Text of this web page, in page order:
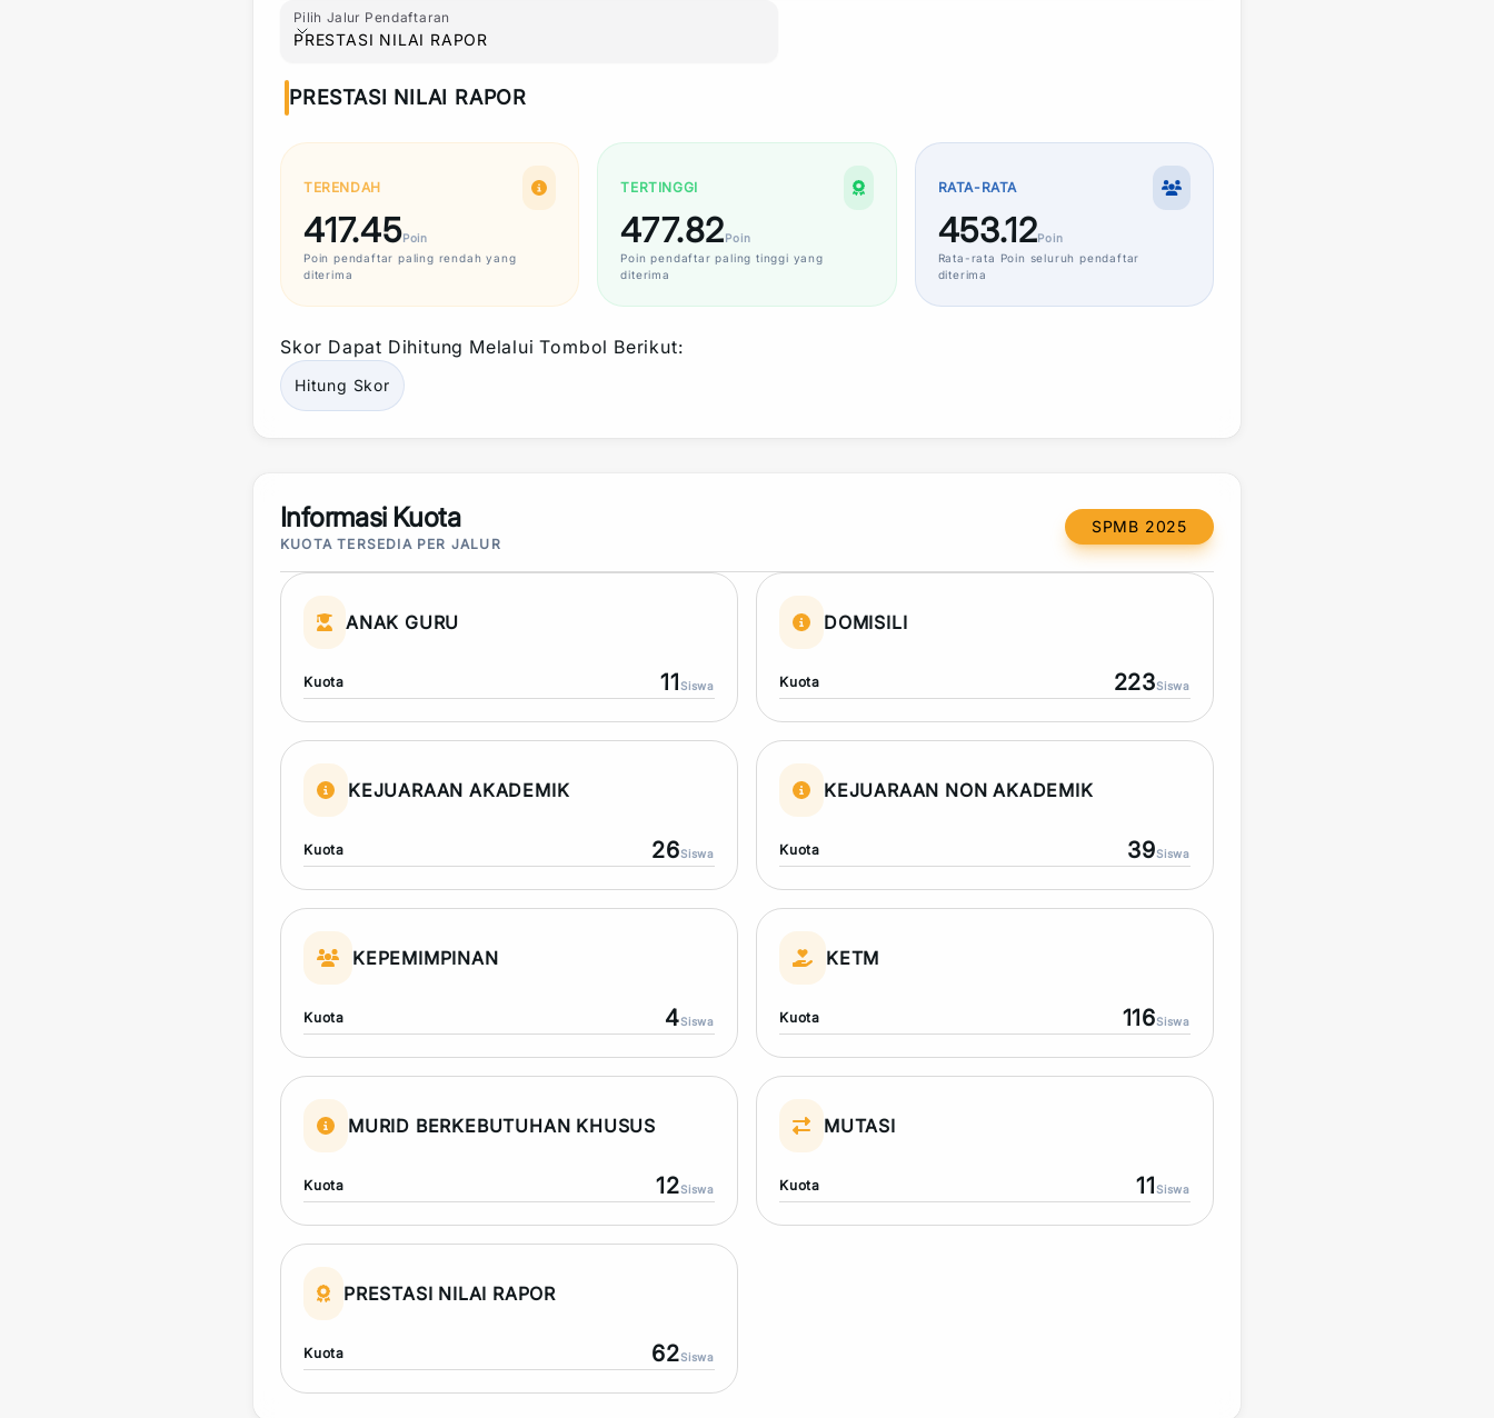
Pilih Jalur Pendaftaran
Pilih Jalur Pendaftaran
PRESTASI NILAI RAPOR
PRESTASI NILAI RAPOR
TERENDAH
417.45Poin
Poin pendaftar paling rendah yang
diterima
TERTINGGI
477.82Poin
Poin pendaftar paling tinggi yang
diterima
RATA-RATA
453.12Poin
Rata-rata Poin seluruh pendaftar
diterima
Skor Dapat Dihitung Melalui Tombol Berikut:
Hitung Skor
Informasi Kuota
KUOTA TERSEDIA PER JALUR
SPMB 2025
ANAK GURU
Kuota 11Siswa
DOMISILI
Kuota 223Siswa
KEJUARAAN AKADEMIK
Kuota 26Siswa
KEJUARAAN NON AKADEMIK
Kuota 39Siswa
KEPEMIMPINAN
Kuota 4Siswa
KETM
Kuota 116Siswa
MURID BERKEBUTUHAN KHUSUS
Kuota 12Siswa
MUTASI
Kuota 11Siswa
PRESTASI NILAI RAPOR
Kuota 62Siswa